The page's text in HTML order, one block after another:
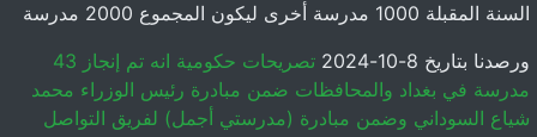
السنة المقبلة 1000 مدرسة أخرى ليكون المجموع 2000 مدرسة
ورصدنا بتاريخ 8-10-2024
تصريحات حكومية انه تم إنجاز 43
مدرسة في بغداد والمحافظات ضمن مبادرة رئيس الوزراء محمد
شياع السوداني وضمن مبادرة (مدرستي أجمل) لفريق التواصل